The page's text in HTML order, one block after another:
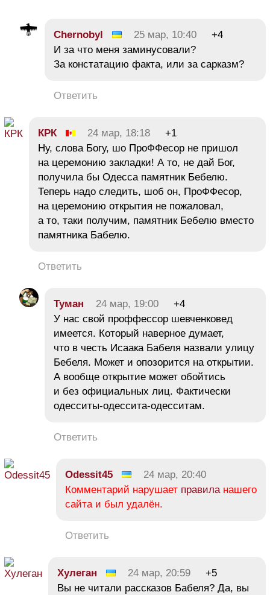
Chernobyl 25 мар, 10:40
+4
И за что меня заминусовали?
За констатацию факта, или за сарказм?
Ответить
КРК 24 мар, 18:18
+1
Ну, слова Богу, шо ПроФФесор не пришол
на церемонию закладки! А то, не дай Бог,
получила бы Одесса памятник Бебелю.
Теперь надо следить, шоб он, ПроФФесор,
на церемонию открытия не пожаловал,
а то, таки получим, памятник Бебелю вместо
памятника Бабелю.
Ответить
Туман 24 мар, 19:00
+4
У нас свой проффессор шевченковед
имеется. Который наверное думает,
что в честь Исаака Бабеля назвали улицу
Бебеля. Может и опозорится на открытии.
А вообще открытие может обойтись
и без официальных лиц. Фактически
одесситы-одессита-одесситам.
Ответить
Odessit45
24 мар, 20:40
Комментарий нарушает правиланашего
сайта и был удалён.
Ответить
Хулеган 24 мар, 20:59
+5
Вы не читали рассказов Бабеля? Да, вы